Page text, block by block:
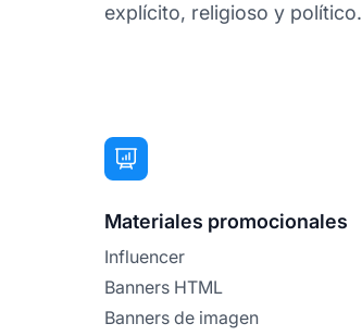
explícito, religioso y político.
Materiales promocionales
Influencer
Banners HTML
Banners de imagen